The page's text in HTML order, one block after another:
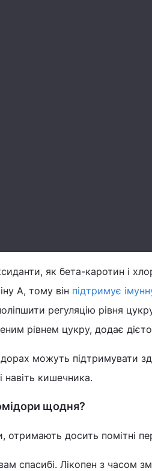
як бета-каротин і
А, тому він підтримує
регуляцію рівня
рівнем цукру, додає
можуть підтримувати
навіть кишечника.
щодня?
досить помітні
спасибі. Лікопен з часом